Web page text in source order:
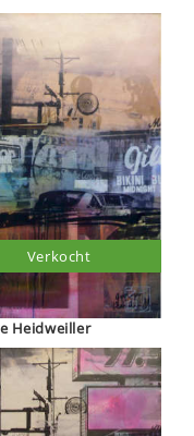
George Heidweiller
Verkocht